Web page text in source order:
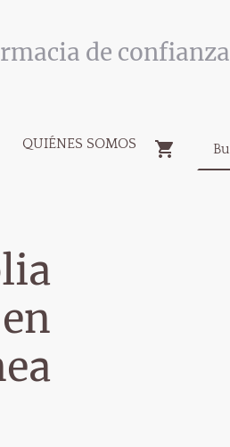
de confianza
QUIÉNES SOMOS